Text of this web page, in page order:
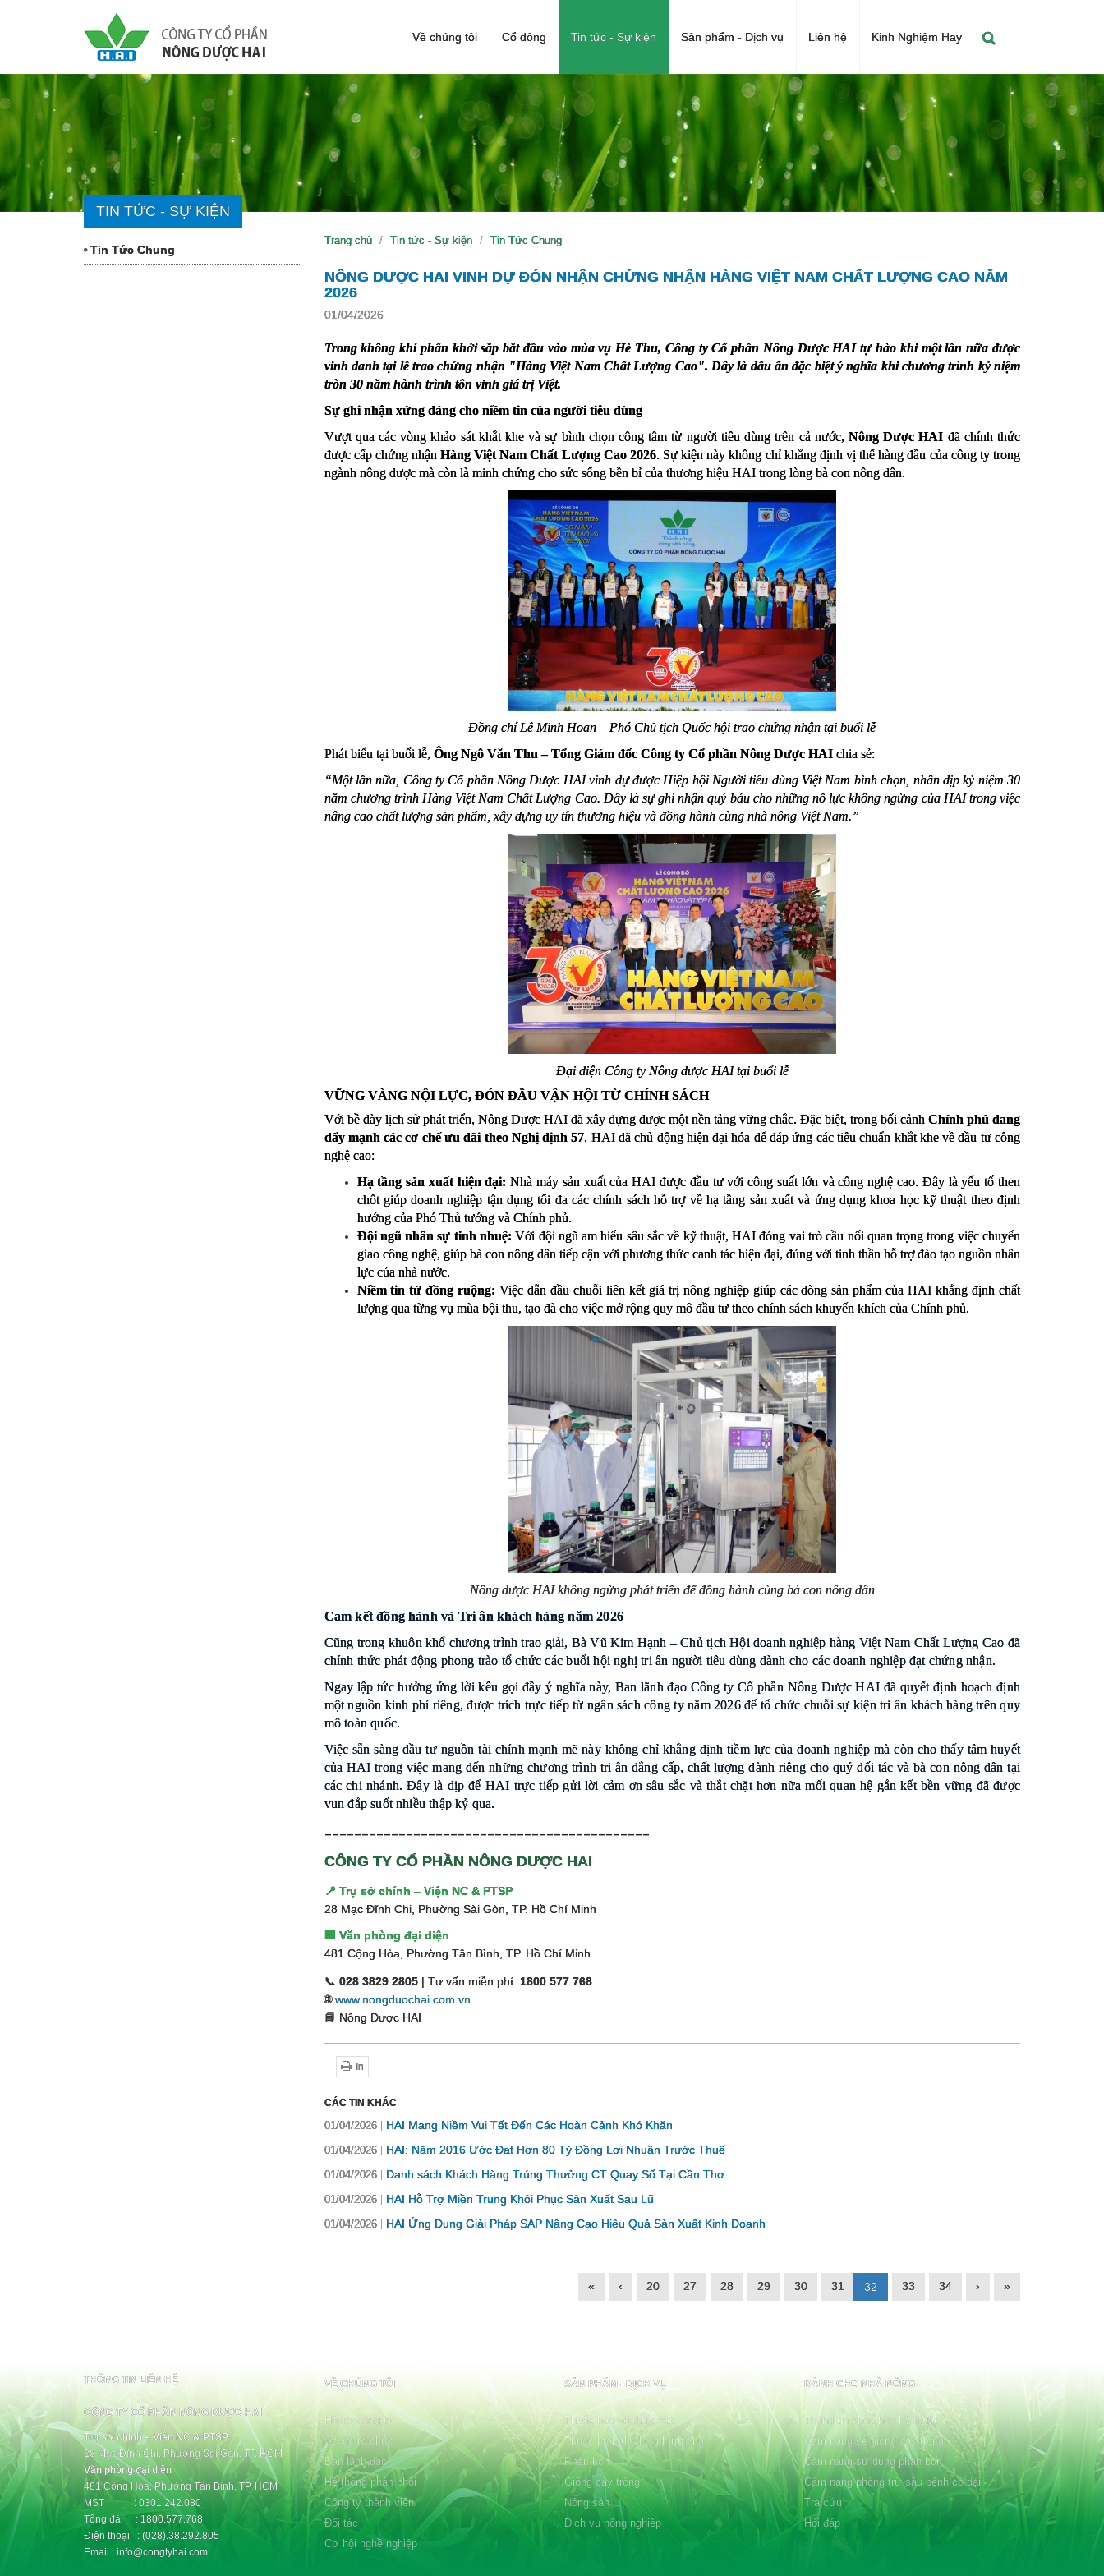
Về chúng tôi Cổ đông Tin tức - Sự kiện Sản phẩm - Dịch vụ Liên hệ Kinh Nghiệm Hay
TIN TỨC - SỰ KIỆN
Tin Tức Chung
Trang chủ Tin tức - Sự kiện Tin Tức Chung
NÔNG DƯỢC HAI VINH DỰ ĐÓN NHẬN CHỨNG NHẬN HÀNG VIỆT NAM CHẤT LƯỢNG CAO NĂM
2026
01/04/2026
Trong không khí phấn khởi sắp bắt đầu vào mùa vụ Hè Thu, Công ty Cổ phần Nông Dược HAI tự hào khi một lần nữa được
vinh danh tại lễ trao chứng nhận "Hàng Việt Nam Chất Lượng Cao". Đây là dấu ấn đặc biệt ý nghĩa khi chương trình kỷ niệm
tròn 30 năm hành trình tôn vinh giá trị Việt.
Sự ghi nhận xứng đáng cho niềm tin của người tiêu dùng
Vượt qua các vòng khảo sát khắt khe và sự bình chọn công tâm từ người tiêu dùng trên cả nước, Nông Dược HAI đã chính thức
được cấp chứng nhậnHàng Việt Nam Chất Lượng Cao 2026. Sự kiện này không chỉ khẳng định vị thế hàng đầu của công ty trong
ngành nông dược mà còn là minh chứng cho sức sống bền bỉ của thương hiệu HAI trong lòng bà con nông dân.
Đồng chí Lê Minh Hoan – Phó Chủ tịch Quốc hội trao chứng nhận tại buổi lễ
Phát biểu tại buổi lễ, Ông Ngô Văn Thu – Tổng Giám đốc Công ty Cổ phần Nông Dược HAIchia sẻ:
“Một lần nữa, Công ty Cổ phần Nông Dược HAI vinh dự được Hiệp hội Người tiêu dùng Việt Nam bình chọn, nhân dịp kỷ niệm 30
năm chương trình Hàng Việt Nam Chất Lượng Cao. Đây là sự ghi nhận quý báu cho những nỗ lực không ngừng của HAI trong việc
nâng cao chất lượng sản phẩm, xây dựng uy tín thương hiệu và đồng hành cùng nhà nông Việt Nam.”
Đại diện Công ty Nông dược HAI tại buổi lễ
VỮNG VÀNG NỘI LỰC, ĐÓN ĐẦU VẬN HỘI TỪ CHÍNH SÁCH
Với bề dày lịch sử phát triển, Nông Dược HAI đã xây dựng được một nền tảng vững chắc. Đặc biệt, trong bối cảnh Chính phủ đang
đẩy mạnh các cơ chế ưu đãi theo Nghị định 57, HAI đã chủ động hiện đại hóa để đáp ứng các tiêu chuẩn khắt khe về đầu tư công
nghệ cao:
Hạ tầng sản xuất hiện đại:Nhà máy sản xuất của HAI được đầu tư với công suất lớn và công nghệ cao. Đây là yếu tố then
chốt giúp doanh nghiệp tận dụng tối đa các chính sách hỗ trợ về hạ tầng sản xuất và ứng dụng khoa học kỹ thuật theo định
hướng của Phó Thủ tướng và Chính phủ.
Đội ngũ nhân sự tinh nhuệ:Với đội ngũ am hiểu sâu sắc về kỹ thuật, HAI đóng vai trò cầu nối quan trọng trong việc chuyển
giao công nghệ, giúp bà con nông dân tiếp cận với phương thức canh tác hiện đại, đúng với tinh thần hỗ trợ đào tạo nguồn nhân
lực của nhà nước.
Niềm tin từ đồng ruộng:Việc dẫn đầu chuỗi liên kết giá trị nông nghiệp giúp các dòng sản phẩm của HAI khẳng định chất
lượng qua từng vụ mùa bội thu, tạo đà cho việc mở rộng quy mô đầu tư theo chính sách khuyến khích của Chính phủ.
Nông dược HAI không ngừng phát triển để đồng hành cùng bà con nông dân
Cam kết đồng hành và Tri ân khách hàng năm 2026
Cũng trong khuôn khổ chương trình trao giải, Bà Vũ Kim Hạnh – Chủ tịch Hội doanh nghiệp hàng Việt Nam Chất Lượng Cao đã
chính thức phát động phong trào tổ chức các buổi hội nghị tri ân người tiêu dùng dành cho các doanh nghiệp đạt chứng nhận.
Ngay lập tức hưởng ứng lời kêu gọi đầy ý nghĩa này, Ban lãnh đạo Công ty Cổ phần Nông Dược HAI đã quyết định hoạch định
một nguồn kinh phí riêng, được trích trực tiếp từ ngân sách công ty năm 2026 để tổ chức chuỗi sự kiện tri ân khách hàng trên quy
mô toàn quốc.
Việc sẵn sàng đầu tư nguồn tài chính mạnh mẽ này không chỉ khẳng định tiềm lực của doanh nghiệp mà còn cho thấy tâm huyết
của HAI trong việc mang đến những chương trình tri ân đẳng cấp, chất lượng dành riêng cho quý đối tác và bà con nông dân tại
các chi nhánh. Đây là dịp để HAI trực tiếp gửi lời cảm ơn sâu sắc và thắt chặt hơn nữa mối quan hệ gắn kết bền vững đã được
vun đắp suốt nhiều thập kỷ qua.
CÔNG TY CỔ PHẦN NÔNG DƯỢC HAI
📍 Trụ sở chính – Viện NC & PTSP
28 Mạc Đĩnh Chi, Phường Sài Gòn, TP. Hồ Chí Minh
🏢 Văn phòng đại diện
481 Cộng Hòa, Phường Tân Bình, TP. Hồ Chí Minh
📞 028 3829 2805| Tư vấn miễn phí: 1800 577 768
🌐www.nongduochai.com.vn
📘 Nông Dược HAI
In
CÁC TIN KHÁC
01/04/2026 HAI Mang Niềm Vui Tết Đến Các Hoàn Cảnh Khó Khăn
01/04/2026 HAI: Năm 2016 Ước Đạt Hơn 80 Tỷ Đồng Lợi Nhuận Trước Thuế
01/04/2026 Danh sách Khách Hàng Trúng Thưởng CT Quay Số Tại Cần Thơ
01/04/2026 HAI Hỗ Trợ Miền Trung Khôi Phục Sản Xuất Sau Lũ
01/04/2026 HAI Ứng Dụng Giải Pháp SAP Nâng Cao Hiệu Quả Sản Xuất Kinh Doanh
« ‹ 20 27 28 29 30 31 32 33 34 › »
THÔNG TIN LIÊN HỆ
CÔNG TY CỔ PHẦN NÔNG DƯỢC HAI
Trụ sở chính – Viện NC & PTSP
28 Mạc Đĩnh Chi, Phường Sài Gòn, TP. HCM
Văn phòng đại diện
481 Cộng Hòa, Phường Tân Bình, TP. HCM
MST : 0301.242.080
Tổng đài : 1800.577.768
Điện thoại : (028).38.292.805
Email : info@congtyhai.com
VỀ CHÚNG TÔI
Hồ sơ công ty
Sơ đồ tổ chức
Ban lãnh đạo
Hệ thống phân phối
Công ty thành viên
Đối tác
Cơ hội nghề nghiệp
SẢN PHẨM - DỊCH VỤ
Thuốc bảo vệ thực vật
Thuốc kích thích sinh trưởng
Phân bón
Giống cây trồng
Nông sản
Dịch vụ nông nghiệp
DÀNH CHO NHÀ NÔNG
Thông tin khoa học kỹ thuật
Cẩm nang về giống cây trồng
Cẩm nang sử dụng phân bón
Cẩm nang phòng trừ sâu bệnh cỏ dại
Tra cứu
Hỏi đáp